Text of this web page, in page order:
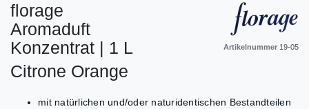
florage
Aromaduft
Konzentrat | 1 L
Citrone Orange
Artikelnummer 19-05
mit natürlichen und/oder naturidentischen Bestandteilen